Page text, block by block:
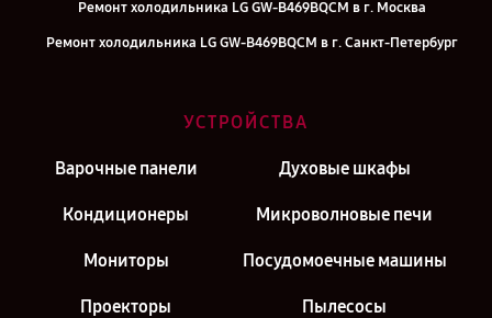
Ремонт холодильника LG GW-B469BQCM в г. Москва
Ремонт холодильника LG GW-B469BQCM в г. Санкт-Петербург
УСТРОЙСТВА
Варочные панели Духовые шкафы
Кондиционеры Микроволновые печи
Мониторы Посудомоечные машины
Проекторы Пылесосы